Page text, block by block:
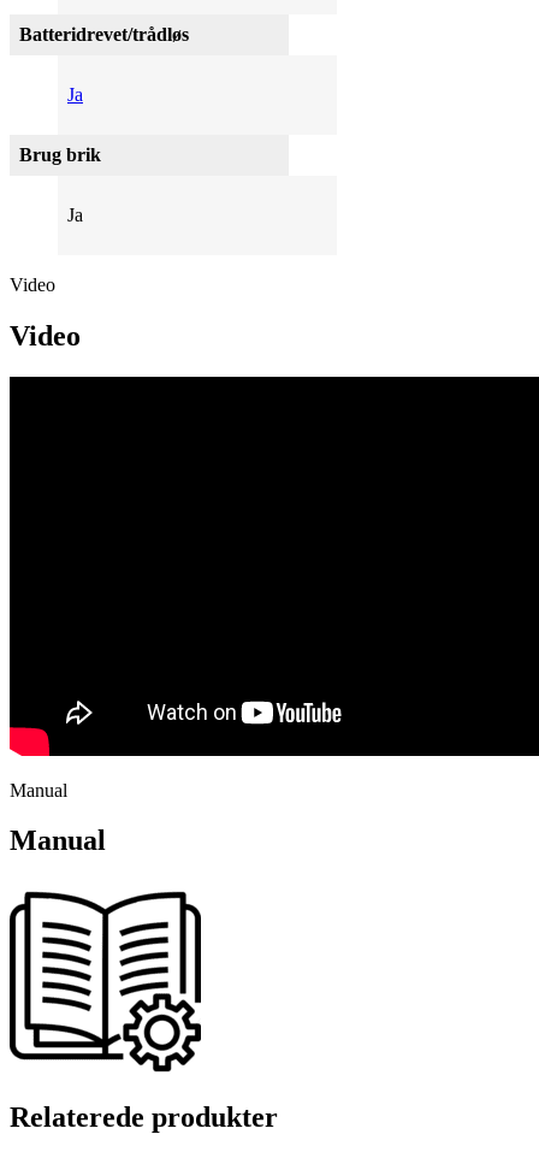
Batteridrevet/trådløs
Ja
Brug brik
Ja
Video
Video
Manual
Manual
Relaterede produkter